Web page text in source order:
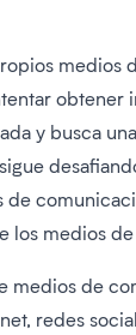
medios
obtener
y busca
los medios
medios de
redes